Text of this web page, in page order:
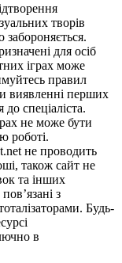
творів
для осіб
іграх може
правил
виявленні перших
до спеціаліста.
не може бути
роботі.
не проводить
також сайт не
та інших
з
Будь-
в